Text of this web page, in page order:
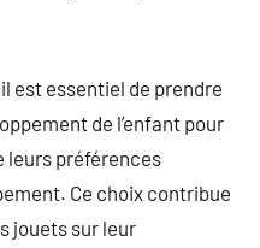
est essentiel de prendre
de l’enfant pour
leurs préférences
Ce choix contribue
jouets sur leur